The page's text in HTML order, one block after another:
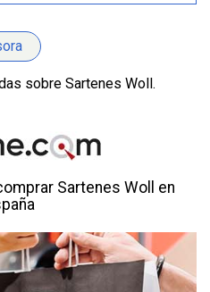
sobre Sartenes Woll.
Sartenes Woll en